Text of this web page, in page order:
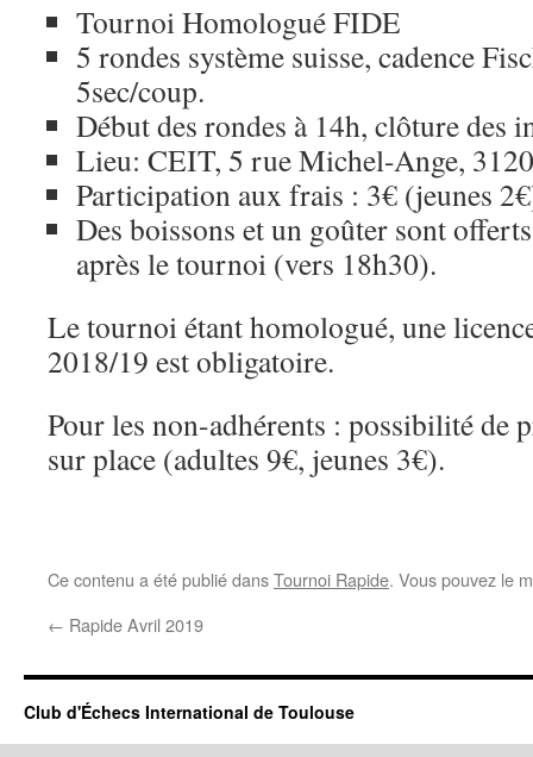
Tournoi Homologué FIDE
5 rondes système suisse, cadence
5sec/coup.
Début des rondes à 14h, clôture des
Lieu: CEIT, 5 rue Michel-Ange,
Participation aux frais : 3€ (jeunes
Des boissons et un goûter sont
après le tournoi (vers 18h30).
Le tournoi étant homologué, une
2018/19 est obligatoire.
Pour les non-adhérents : possibilité de
sur place (adultes 9€, jeunes 3€).
Ce contenu a été publié dansTournoi Rapide. Vous pouvez le
← Rapide Avril 2019
Club d'Échecs International de Toulouse